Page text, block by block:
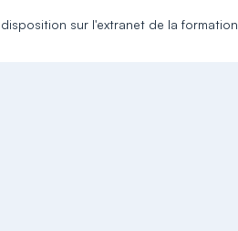
sur l'extranet de la formation